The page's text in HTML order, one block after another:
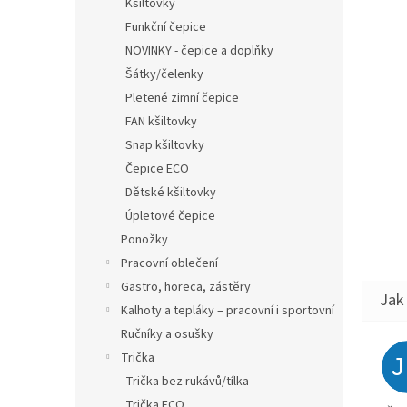
Kšiltovky
Funkční čepice
NOVINKY - čepice a doplňky
Šátky/čelenky
Pletené zimní čepice
FAN kšiltovky
Snap kšiltovky
Čepice ECO
Dětské kšiltovky
Úpletové čepice
Ponožky
Pracovní oblečení
Gastro, horeca, zástěry
Kalhoty a tepláky – pracovní i sportovní
Ručníky a osušky
Trička
Trička bez rukávů/tílka